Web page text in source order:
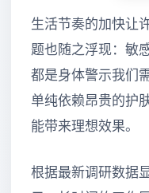
生活节奏的加快让
题也随之浮现：敏
都是身体警示我们
单纯依赖昂贵的护
能带来理想效果。
根据最新调研数据